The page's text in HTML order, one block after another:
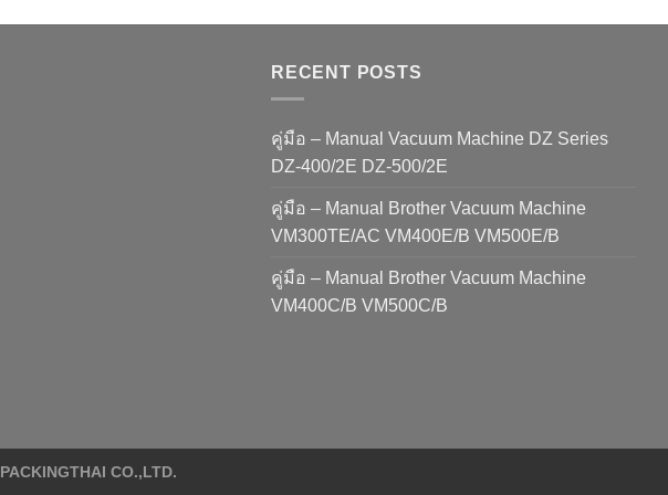
RECENT POSTS
คู่มือ – Manual Vacuum Machine DZ Series
DZ-400/2E DZ-500/2E
คู่มือ – Manual Brother Vacuum Machine
VM300TE/AC VM400E/B VM500E/B
คู่มือ – Manual Brother Vacuum Machine
VM400C/B VM500C/B
PACKINGTHAI CO.,LTD.